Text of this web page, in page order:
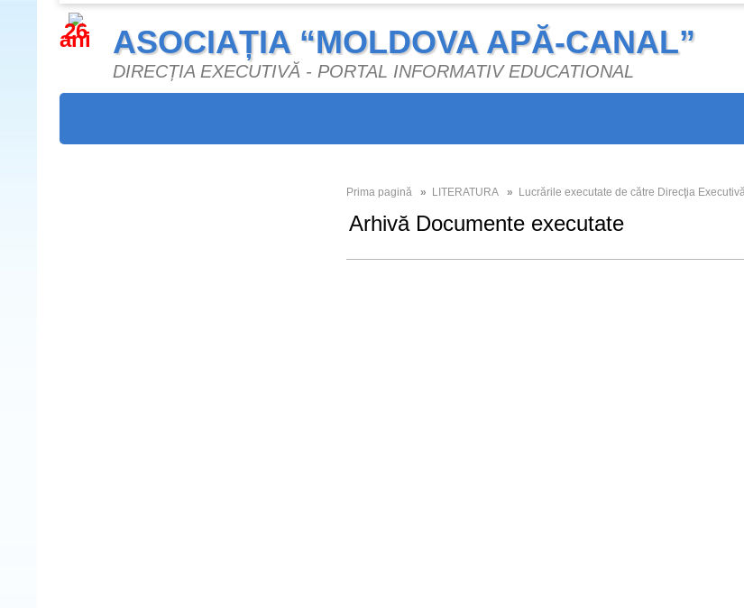
26
ani ASOCIAȚIA “MOLDOVA APĂ-CANAL”
DIRECȚIA EXECUTIVĂ - PORTAL INFORMATIV EDUCATIONAL
Prima pagină » LITERATURA » Lucrările executate de către Direcţia
Arhivă Documente executate